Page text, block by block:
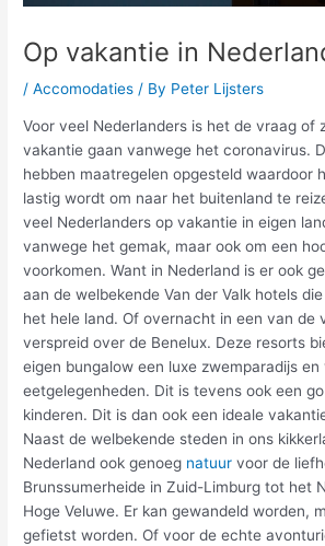
Op vakantie in
/Accomodaties / By Peter Lijsters
Voor veel Nederlanders is het de vraag of
vakantie gaan vanwege het coronavirus.
hebben maatregelen opgesteld waardoor
lastig wordt om naar het buitenland te
veel Nederlanders op vakantie in eigen
vanwege het gemak, maar ook om een
voorkomen. Want in Nederland is er ook
aan de welbekende Van der Valk hotels
het hele land. Of overnacht in een van de
verspreid over de Benelux. Deze resorts
eigen bungalow een luxe zwemparadijs en
eetgelegenheden. Dit is tevens ook een
kinderen. Dit is dan ook een ideale
Naast de welbekende steden in ons
Nederland ook genoeg natuur voor de
Brunssumerheide in Zuid-Limburg tot het
Hoge Veluwe. Er kan gewandeld worden,
gefietst worden. Of voor de echte